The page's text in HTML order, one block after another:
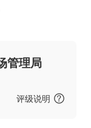
管理局
评级说明